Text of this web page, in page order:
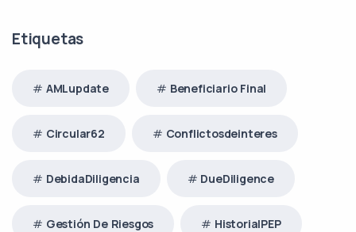
Etiquetas
AMLupdate Beneficiario Final
Circular62 Conflictosdeinteres
DebidaDiligencia DueDiligence
Gestión De Riesgos HistorialPEP